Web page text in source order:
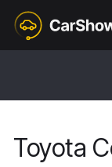
Toyota
Toyota